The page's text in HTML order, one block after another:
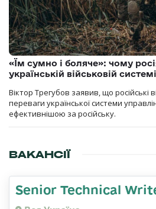
«Їм сумно і боляче»: чому
українській військовій системі
Віктор Трегубов заявив, що російські
переваги української системи
ефективнішою за російську.
ВАКАНСІЇ
Senior Technical